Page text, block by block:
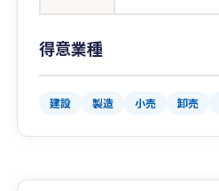
得意業種
建設 製造 小売 卸売